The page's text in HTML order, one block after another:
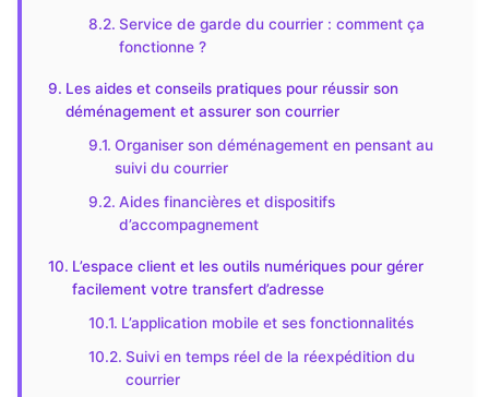
Service de garde du courrier : comment ça
fonctionne ?
Les aides et conseils pratiques pour réussir son
déménagement et assurer son courrier
Organiser son déménagement en pensant au
suivi du courrier
Aides financières et dispositifs
d’accompagnement
L’espace client et les outils numériques pour gérer
facilement votre transfert d’adresse
L’application mobile et ses fonctionnalités
Suivi en temps réel de la réexpédition du
courrier